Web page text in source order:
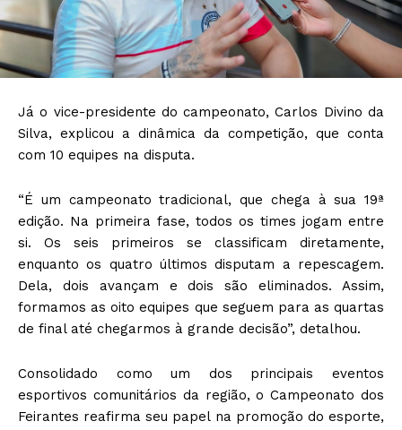
Já o vice-presidente do campeonato, Carlos Divino da
Silva, explicou a dinâmica da competição, que conta
com 10 equipes na disputa.
“É um campeonato tradicional, que chega à sua 19ª
edição. Na primeira fase, todos os times jogam entre
si. Os seis primeiros se classificam diretamente,
enquanto os quatro últimos disputam a repescagem.
Dela, dois avançam e dois são eliminados. Assim,
formamos as oito equipes que seguem para as quartas
de final até chegarmos à grande decisão”, detalhou.
Consolidado como um dos principais eventos
esportivos comunitários da região, o Campeonato dos
Feirantes reafirma seu papel na promoção do esporte,